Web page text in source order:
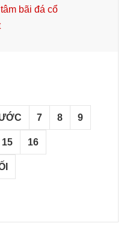
bãi đá cổ
7 8 9
15 16